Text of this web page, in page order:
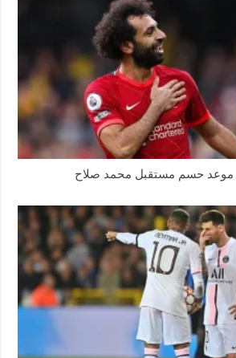
موعد حسم مستقبل محمد صلاح